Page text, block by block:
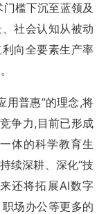
槛下沉至蓝领及
社会认知从被动
向全要素生产率
用普惠”的理念,将
争力,目前已形成
体的科学教育生
续深耕、深化“技
还将拓展AI数字
场办公等更多的